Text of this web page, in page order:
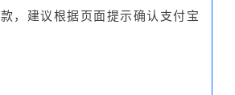
，建议根据页面提示确认支付宝